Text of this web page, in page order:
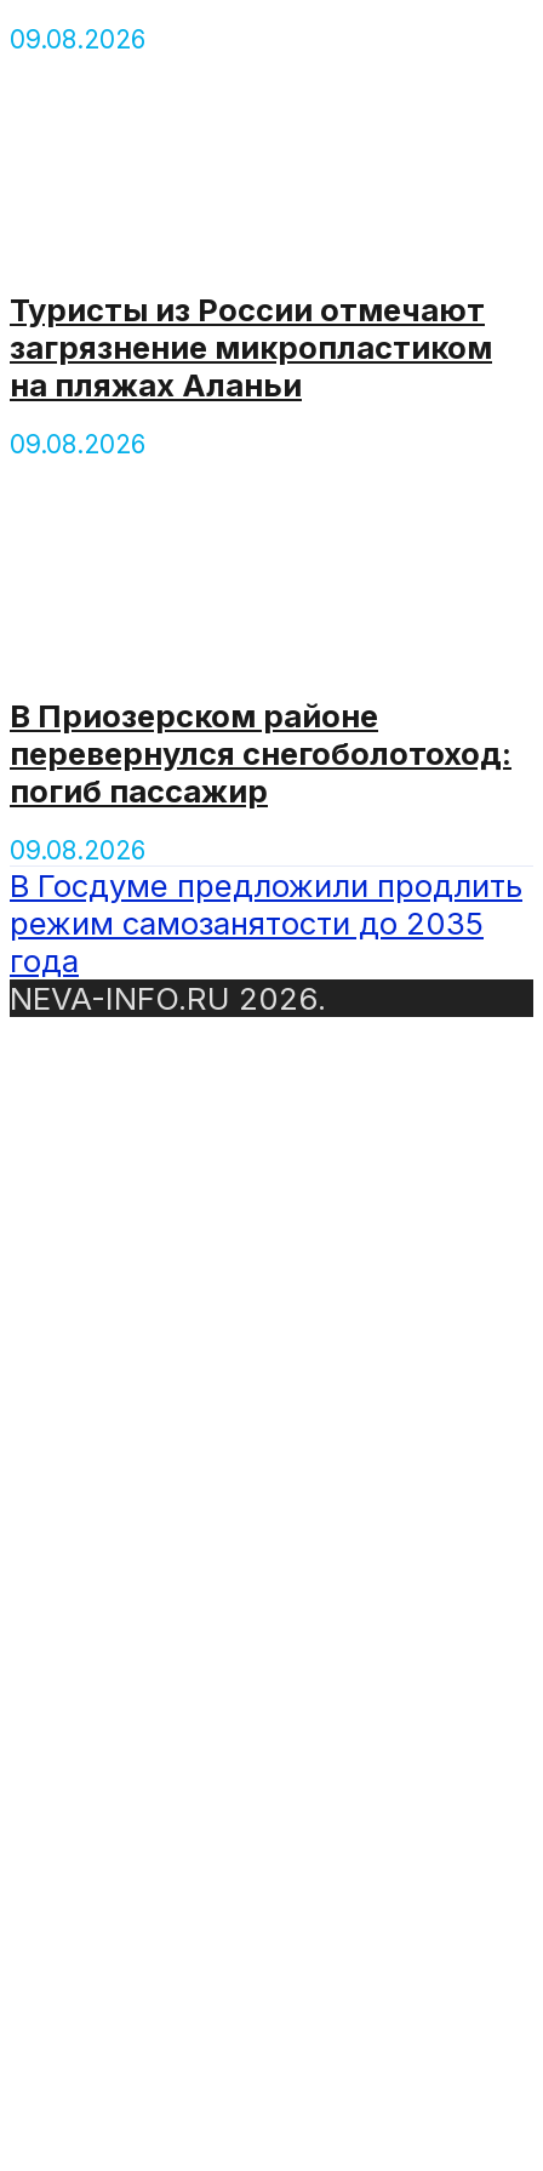
09.08.2026
Туристы из России отмечают
загрязнение микропластиком
на пляжах Аланьи
09.08.2026
В Приозерском районе
перевернулся снегоболотоход:
погиб пассажир
09.08.2026
В Госдуме предложили продлить
режим самозанятости до 2035
года
NEVA-INFO.RU 2026.